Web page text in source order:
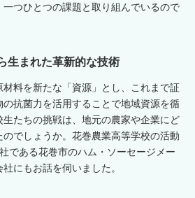
つひとつの課題と取り組んでいるので
生まれた革新的な技術
料を新たな「資源」とし、これまで証
抗菌力を活用することで地域資源を循
たちの挑戦は、地元の農家や企業にど
でしょうか。花巻農業高等学校の活動
である花巻市のハム・ソーセージメー
にもお話を伺いました。